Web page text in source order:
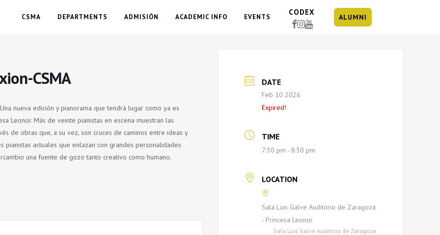
CSMA DEPARTMENTS ADMISIÓN ACADEMIC INFO EVENTS
CODEX
ALUMNI
CSMA
nueva edición y pianorama que tendrá lugar como ya es
Leonor. Más de veinte pianistas en escena muestran las
de obras que, a su vez, son cruces de caminos entre ideas y
actuales que enlazan con grandes personalidades
una fuente de gozo tanto creativo como humano.
DATE
Feb 10 2026
Expired!
TIME
7:30 pm - 8:30 pm
LOCATION
Sala Luis Galve Auditorio de Zaragoza
- Princesa Leonor
Sala Luis Galve Auditorio de Zaragoza